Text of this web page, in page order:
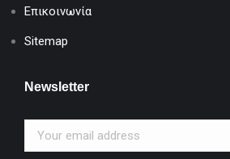
Επικοινωνία
Sitemap
Newsletter